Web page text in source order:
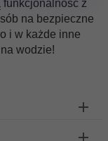
funkcjonalność z
na bezpieczne
i w każde inne
wodzie!